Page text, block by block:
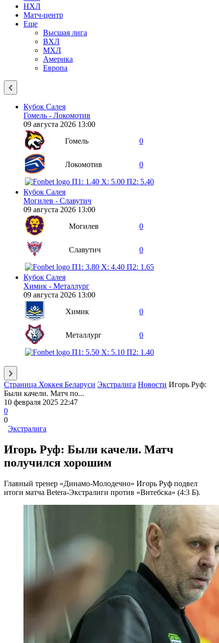
НХЛ
Матч-центр
Еще
Высшая лига
ВХЛ
МХЛ
Америка
Европа
Кубок Салея
Гомель - Локомотив
09 августа 2026 13:00
Гомель
0
Локомотив 0
П1: 1.40 X: 5.00 П2: 5.40
Кубок Салея
Могилев - Славутич
09 августа 2026 13:00
Могилев
0
Славутич 0
П1: 3.80 X: 4.40 П2: 1.65
Кубок Салея
Химик - Металлург
09 августа 2026 13:00
Химик
0
Металлург 0
П1: 5.50 X: 5.10 П2: 1.40
Страница Хоккея Беларуси Экстралига Новости Игорь Руф:
Были качели. Матч по...
10 февраля 2025 22:47
0
0
Экстралига
Игорь Руф: Были качели. Матч
получился хорошим
Главный тренер «Динамо-Молодечно» Игорь Руф подвел
итоги матча Betera-Экстралиги против «Витебска» (4:3 Б).